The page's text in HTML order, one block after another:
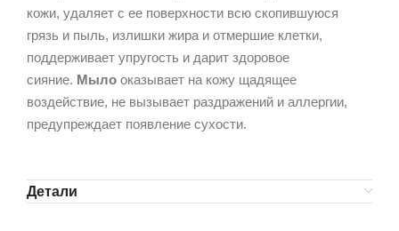
кожи, удаляет с ее поверхности всю скопившуюся
грязь и пыль, излишки жира и отмершие клетки,
поддерживает упругость и дарит здоровое
сияние. Мыло оказывает на кожу щадящее
воздействие, не вызывает раздражений и аллергии,
предупреждает появление сухости.
Детали